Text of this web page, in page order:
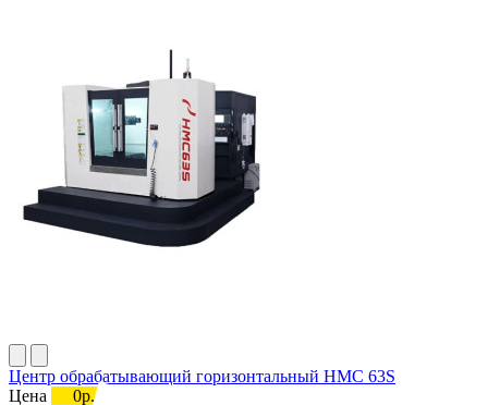
Центр обрабатывающий горизонтальный HMC 63S
Цена
0р.